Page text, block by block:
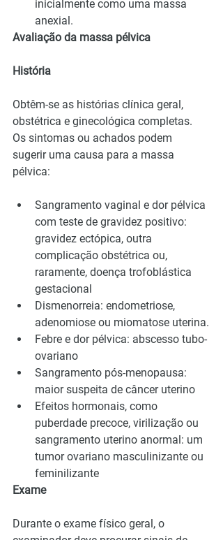
inicialmente como uma massa
anexial.
Avaliação da massa pélvica
História
Obtêm-se as histórias clínica geral,
obstétrica e ginecológica completas.
Os sintomas ou achados podem
sugerir uma causa para a massa
pélvica:
Sangramento vaginal e dor pélvica
com teste de gravidez positivo:
gravidez ectópica, outra
complicação obstétrica ou,
raramente, doença trofoblástica
gestacional
Dismenorreia: endometriose,
adenomiose ou miomatose uterina.
Febre e dor pélvica: abscesso tubo-
ovariano
Sangramento pós-menopausa:
maior suspeita de câncer uterino
Efeitos hormonais, como
puberdade precoce, virilização ou
sangramento uterino anormal: um
tumor ovariano masculinizante ou
feminilizante
Exame
Durante o exame físico geral, o